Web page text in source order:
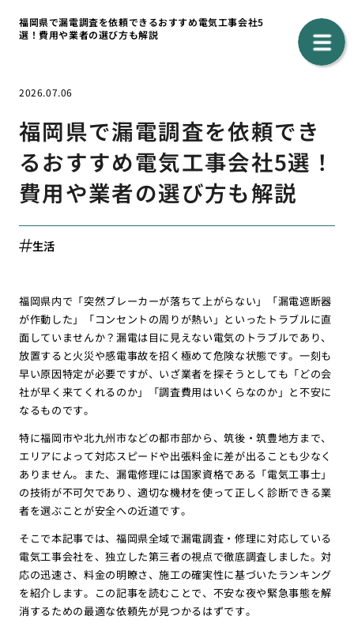
福岡県で漏電調査を依頼できるおすすめ電気工事会社5
選！費用や業者の選び方も解説
2026.07.06
福岡県で漏電調査を依頼でき
るおすすめ電気工事会社5選！
費用や業者の選び方も解説
生活
福岡県内で「突然ブレーカーが落ちて上がらない」「漏電遮断器
が作動した」「コンセントの周りが熱い」といったトラブルに直
面していませんか？漏電は目に見えない電気のトラブルであり、
放置すると火災や感電事故を招く極めて危険な状態です。一刻も
早い原因特定が必要ですが、いざ業者を探そうとしても「どの会
社が早く来てくれるのか」「調査費用はいくらなのか」と不安に
なるものです。
特に福岡市や北九州市などの都市部から、筑後・筑豊地方まで、
エリアによって対応スピードや出張料金に差が出ることも少なく
ありません。また、漏電修理には国家資格である「電気工事士」
の技術が不可欠であり、適切な機材を使って正しく診断できる業
者を選ぶことが安全への近道です。
そこで本記事では、福岡県全域で漏電調査・修理に対応している
電気工事会社を、独立した第三者の視点で徹底調査しました。対
応の迅速さ、料金の明瞭さ、施工の確実性に基づいたランキング
を紹介します。この記事を読むことで、不安な夜や緊急事態を解
消するための最適な依頼先が見つかるはずです。